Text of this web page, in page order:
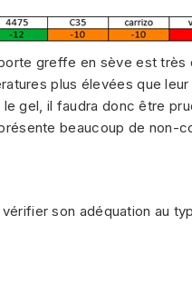
greffe en sève est
plus élevées que
gel, il faudra donc être
beaucoup de non-
son adéquation au